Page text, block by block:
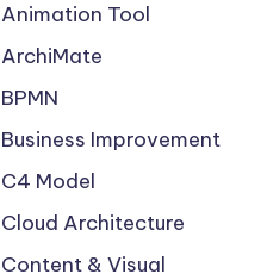
Animation Tool
ArchiMate
BPMN
Business Improvement
C4 Model
Cloud Architecture
Content & Visual